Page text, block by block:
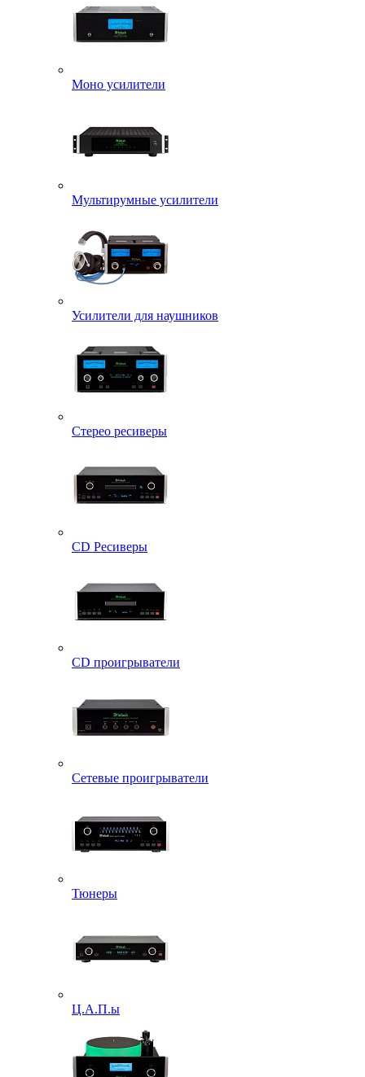
Моно усилители
Мультирумные усилители
Усилители для наушников
Стерео ресиверы
CD Ресиверы
CD проигрыватели
Сетевые проигрыватели
Тюнеры
Ц.А.П.ы